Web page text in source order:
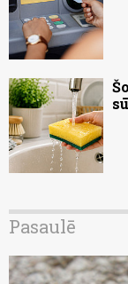
Pasaulē